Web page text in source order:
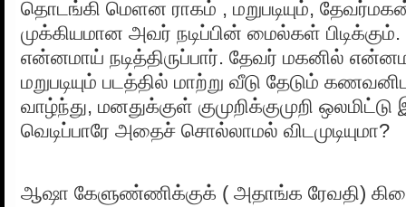
தொடங்கி மெளன ராகம் , மறுபடியும்,
முக்கியமான அவர் நடிப்பின் மைல்கள்
என்னமாய் நடித்திருப்பார். தேவர் மகனில்
மறுபடியும் படத்தில் மாற்று வீடு தேடும்
வாழ்ந்து, மனதுக்குள் குமுறிக்குமுறி ஒலமிட்டு
வெடிப்பாரே அதைச் சொல்லாமல் விடமுடியுமா?
ஆஷா கேளுண்ணிக்குக் ( அதாங்க ரேவதி)